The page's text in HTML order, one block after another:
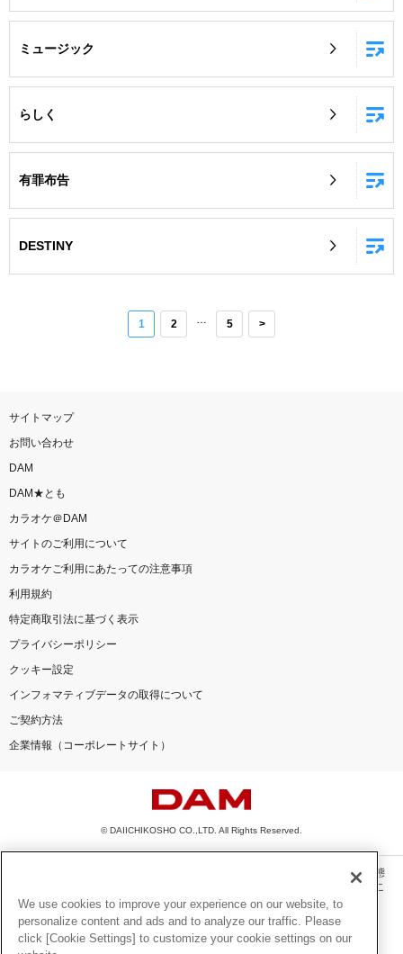
ミュージック
らしく
有罪布告
DESTINY
1 2 5 >
サイトマップ
お問い合わせ
DAM
DAM★とも
カラオケ＠DAM
サイトのご利用について
カラオケご利用にあたっての注意事項
利用規約
特定商取引法に基づく表示
プライバシーポリシー
クッキー設定
インフォマティブデータの取得について
ご契約方法
企業情報（コーポレートサイト）
© DAIICHIKOSHO CO.,LTD. All Rights Reserved.
このサイトに掲載されている一切の文章・画像・写真・動画・音声等を、手段や形態
を問わず、著作権法の定める範囲を超えて無断で複製、転載、ファイル化などするこ
とを禁じます。
楽曲及びコンテンツは、機種によりご利用いただけない場合があります。
楽曲及びコンテンツの配信日、配信内容が変更になる場合があります。
We use cookies to improve your experience on our website, to
personalize content and ads and to analyze our traffic. Please
click [Cookie Settings] to customize your cookie settings on our